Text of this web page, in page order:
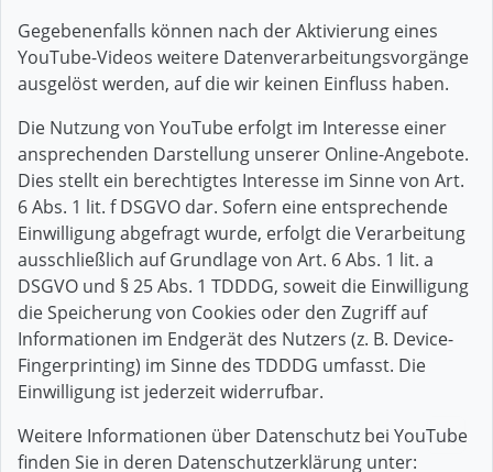
Gegebenenfalls können nach der Aktivierung eines
YouTube-Videos weitere Datenverarbeitungsvorgänge
ausgelöst werden, auf die wir keinen Einfluss haben.
Die Nutzung von YouTube erfolgt im Interesse einer
ansprechenden Darstellung unserer Online-Angebote.
Dies stellt ein berechtigtes Interesse im Sinne von Art.
6 Abs. 1 lit. f DSGVO dar. Sofern eine entsprechende
Einwilligung abgefragt wurde, erfolgt die Verarbeitung
ausschließlich auf Grundlage von Art. 6 Abs. 1 lit. a
DSGVO und § 25 Abs. 1 TDDDG, soweit die Einwilligung
die Speicherung von Cookies oder den Zugriff auf
Informationen im Endgerät des Nutzers (z. B. Device-
Fingerprinting) im Sinne des TDDDG umfasst. Die
Einwilligung ist jederzeit widerrufbar.
Weitere Informationen über Datenschutz bei YouTube
finden Sie in deren Datenschutzerklärung unter: